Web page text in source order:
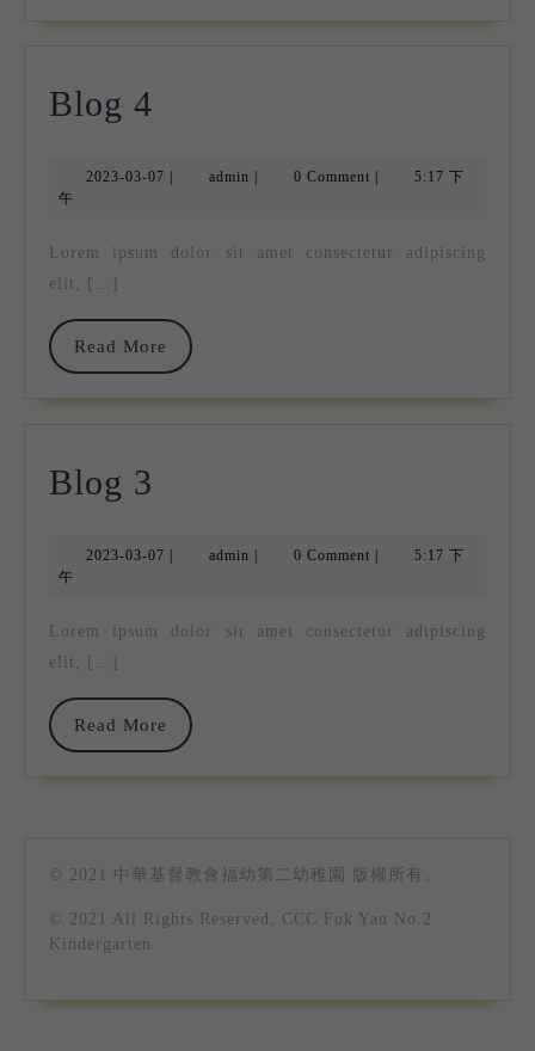
耕
動
伸
動
教
師
工
坊
Blog 4
2023-03-07 2023-
admin admin 0 Comment
5:17 下
午
Lorem ipsum dolor sit amet consectetur adipiscing
elit, […]
Read More
Read
Blog 3
2023-03-07 2023-
| admin admin
| 0 Comment |
5:17 下
午
Lorem ipsum dolor sit amet consectetur adipiscing
elit, […]
Read More
Read
© 2021 中華基督教會福幼第二幼稚園 版權所有。
© 2021 All Rights Reserved, CCC Fuk Yau No.2
Kindergarten